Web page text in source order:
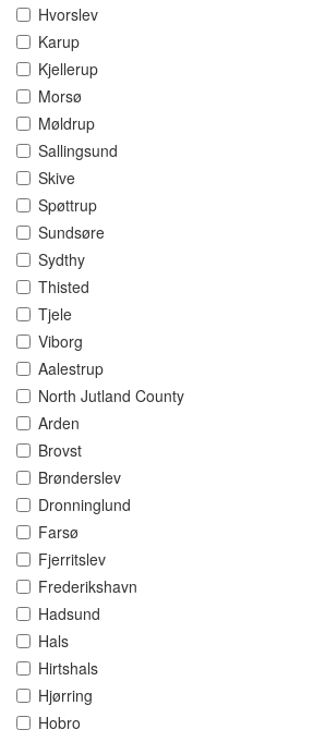
Hvorslev
Karup
Kjellerup
Morsø
Møldrup
Sallingsund
Skive
Spøttrup
Sundsøre
Sydthy
Thisted
Tjele
Viborg
Aalestrup
North Jutland County
Arden
Brovst
Brønderslev
Dronninglund
Farsø
Fjerritslev
Frederikshavn
Hadsund
Hals
Hirtshals
Hjørring
Hobro